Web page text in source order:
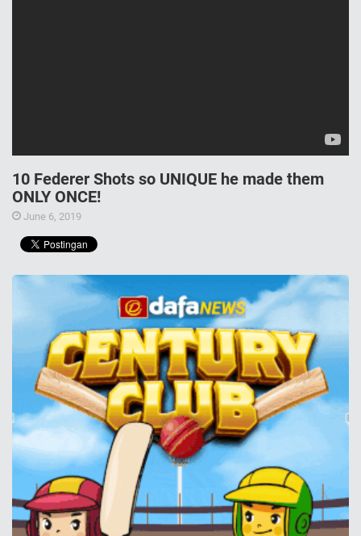
10 Federer Shots so UNIQUE he made them
ONLY ONCE!
June 6, 2019